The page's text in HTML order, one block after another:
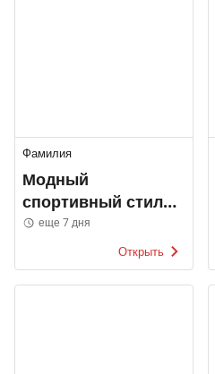
Фамилия
Модный
спортивный стиль
Фамилия
еще 7 дня
Открыть